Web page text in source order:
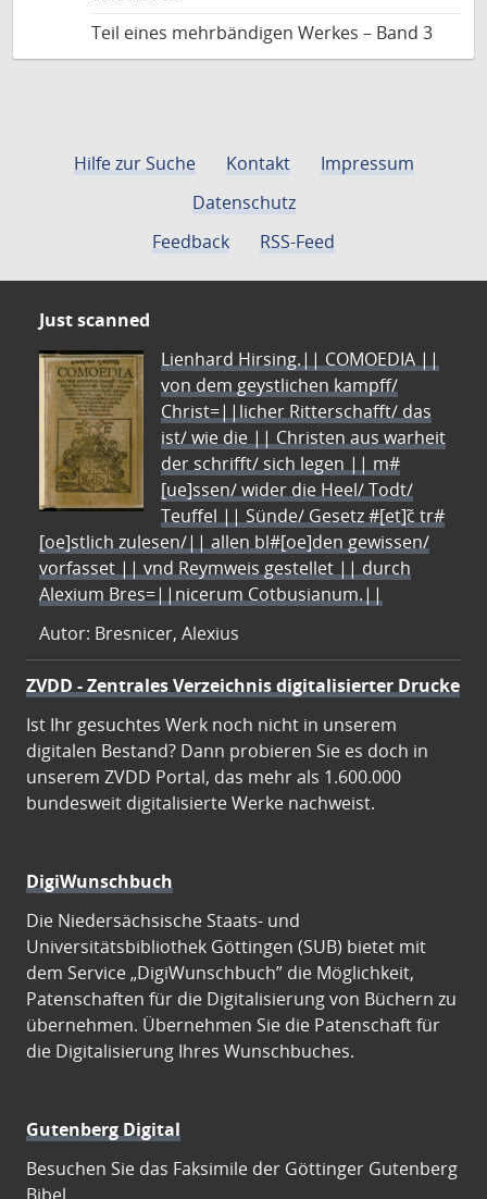
Teil eines mehrbändigen Werkes – Band 3
Hilfe zur Suche Kontakt
Impressum
Datenschutz
Feedback
RSS-Feed
Just scanned
Lienhard Hirsing.|| COMOEDIA ||
von dem geystlichen kampff/
Christ=||licher Ritterschafft/ das
ist/ wie die || Christen aus warheit
der schrifft/ sich legen || m#
[ue]ssen/ wider die Heel/ Todt/
Teuffel || Sünde/ Gesetz #[et]c̃ tr#
[oe]stlich zulesen/|| allen bl#[oe]den gewissen/
vorfasset || vnd Reymweis gestellet || durch
Alexium Bres=||nicerum Cotbusianum.||
Autor: Bresnicer, Alexius
ZVDD - Zentrales Verzeichnis digitalisierter Drucke
Ist Ihr gesuchtes Werk noch nicht in unserem
digitalen Bestand? Dann probieren Sie es doch in
unserem ZVDD Portal, das mehr als 1.600.000
bundesweit digitalisierte Werke nachweist.
DigiWunschbuch
Die Niedersächsische Staats- und
Universitätsbibliothek Göttingen (SUB) bietet mit
dem Service „DigiWunschbuch” die Möglichkeit,
Patenschaften für die Digitalisierung von Büchern zu
übernehmen. Übernehmen Sie die Patenschaft für
die Digitalisierung Ihres Wunschbuches.
Gutenberg Digital
Besuchen Sie das Faksimile der Göttinger Gutenberg